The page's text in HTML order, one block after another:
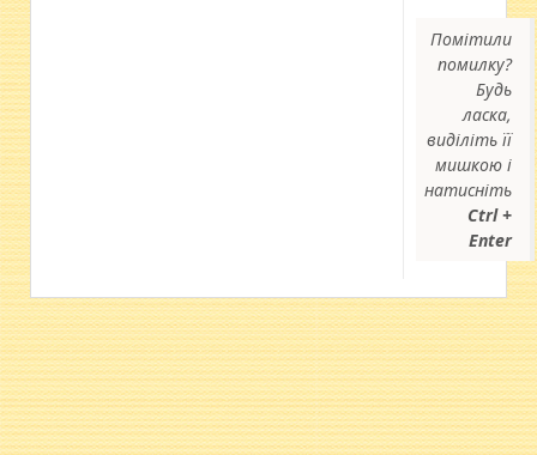
Помітили
помилку?
Будь
ласка,
виділіть її
мишкою і
натисніть
Ctrl +
Enter